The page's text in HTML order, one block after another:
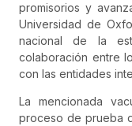
promisorios y
Universidad de
nacional de la
colaboración entre
con las entidades
La mencionada
proceso de prueba